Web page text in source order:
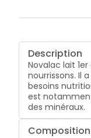
Description
Novalac lait
nourrissons. Il
besoins
est
des minéraux.
Composition